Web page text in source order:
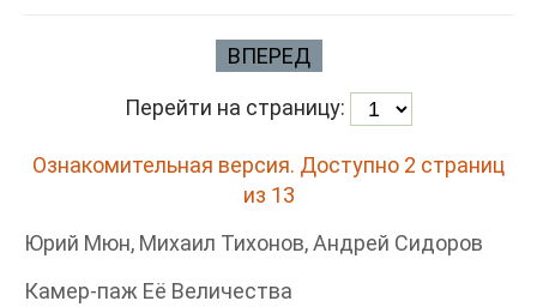
ВПЕРЕД
Перейти на страницу:
Ознакомительная версия. Доступно 2 страниц
из 13
Юрий Мюн, Михаил Тихонов, Андрей Сидоров
Камер-паж Её Величества